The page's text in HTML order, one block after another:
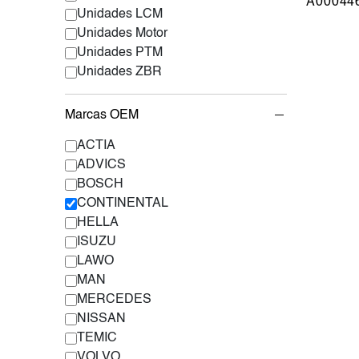
Unidades LCM
Unidades Motor
Unidades PTM
Unidades ZBR
Marcas OEM
ACTIA
ADVICS
BOSCH
CONTINENTAL
HELLA
ISUZU
LAWO
MAN
MERCEDES
NISSAN
TEMIC